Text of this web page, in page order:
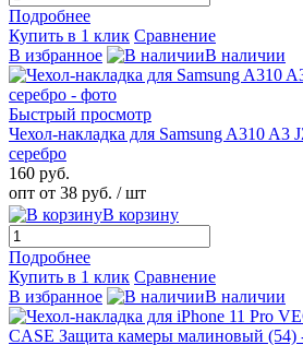
Подробнее
Купить в 1 клик Сравнение
В избранное
В наличии
Быстрый просмотр
Чехол-накладка для Samsung A310 A3
серебро
160 руб.
опт от 38 руб. / шт
В корзину
Подробнее
Купить в 1 клик Сравнение
В избранное
В наличии